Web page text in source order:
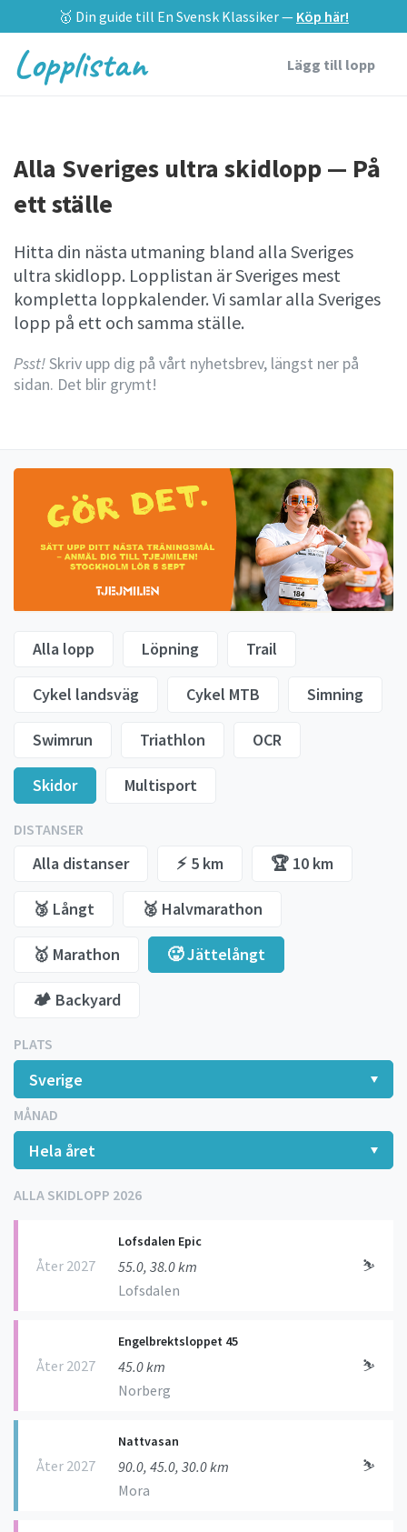
🥇 Din guide till En Svensk Klassiker — Köp här!
Lopplistan Lägg till lopp
Alla Sveriges ultra skidlopp — På
ett ställe
Hitta din nästa utmaning bland alla Sveriges
ultra skidlopp. Lopplistan är Sveriges mest
kompletta loppkalender. Vi samlar alla Sveriges
lopp på ett och samma ställe.
Psst!Skriv upp dig på vårt nyhetsbrev, längst ner på
sidan. Det blir grymt!
Alla lopp Löpning Trail
Cykel landsväg Cykel MTB Simning
Swimrun Triathlon OCR
Skidor Multisport
DISTANSER
Alla distanser ⚡️ 5 km 🏆 10 km
🥉 Långt 🥈 Halvmarathon
🥇 Marathon 🥵 Jättelångt
🏕️ Backyard
PLATS
MÅNAD
ALLA SKIDLOPP 2026
Åter 2027
Lofsdalen Epic
55.0, 38.0 km
Lofsdalen
⛷
Åter 2027
Engelbrektsloppet 45
45.0 km
Norberg
⛷
Åter 2027
Nattvasan
90.0, 45.0, 30.0 km
Mora
⛷